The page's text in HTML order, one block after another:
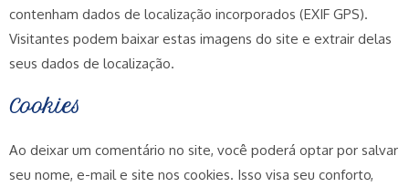
contenham dados de localização incorporados (EXIF GPS).
Visitantes podem baixar estas imagens do site e extrair delas
seus dados de localização.
Cookies
Ao deixar um comentário no site, você poderá optar por salvar
seu nome, e-mail e site nos cookies. Isso visa seu conforto,